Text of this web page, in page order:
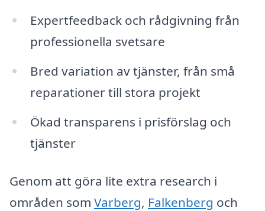
Expertfeedback och rådgivning från
professionella svetsare
Bred variation av tjänster, från små
reparationer till stora projekt
Ökad transparens i prisförslag och
tjänster
Genom att göra lite extra research i
områden som Varberg, Falkenberg och